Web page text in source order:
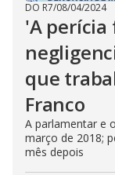
DO R7/08/04/2024
'A
que
Franco
A parlamentar e
março de 2018;
mês depois